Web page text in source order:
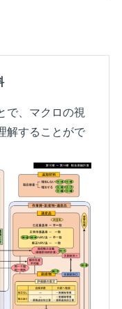
で、マクロの視
解することがで